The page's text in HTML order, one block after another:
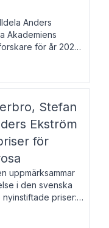
Anders
Akademiens
för år 2026.
per mottagare.
Stefan
Ekström
för
uppmärksammar
i den svenska
priser:
pris till
av svensk